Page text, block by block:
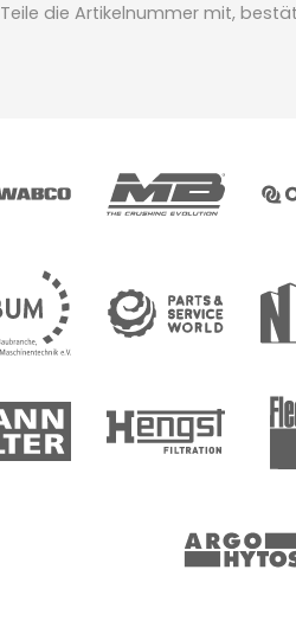
Teile die Artikelnummer mit,